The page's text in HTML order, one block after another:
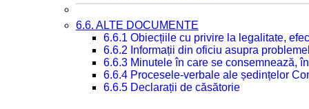
6.6. ALTE DOCUMENTE
6.6.1 Obiecțiile cu privire la legalitate,
6.6.2 Informații din oficiu asupra
6.6.3 Minutele în care se consemnează,
6.6.4 Procesele-verbale ale ședințelor
6.6.5 Declarații de căsătorie